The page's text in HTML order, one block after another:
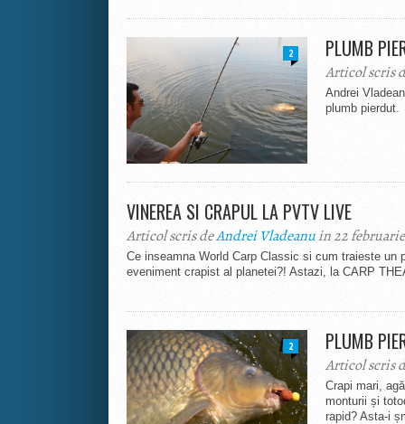
2 PLUMB
Articol scris
Andrei
plumb pierdut.
VINEREA SI CRAPUL LA PVTV LIVE
Articol scris deAndrei Vladeanuin 22
Ce inseamna World Carp Classic si cum traieste un
eveniment crapist al planetei?! Astazi, la CARP
2 PLUMB
Articol scris
Crapi mari,
monturii și
rapid? Asta-i